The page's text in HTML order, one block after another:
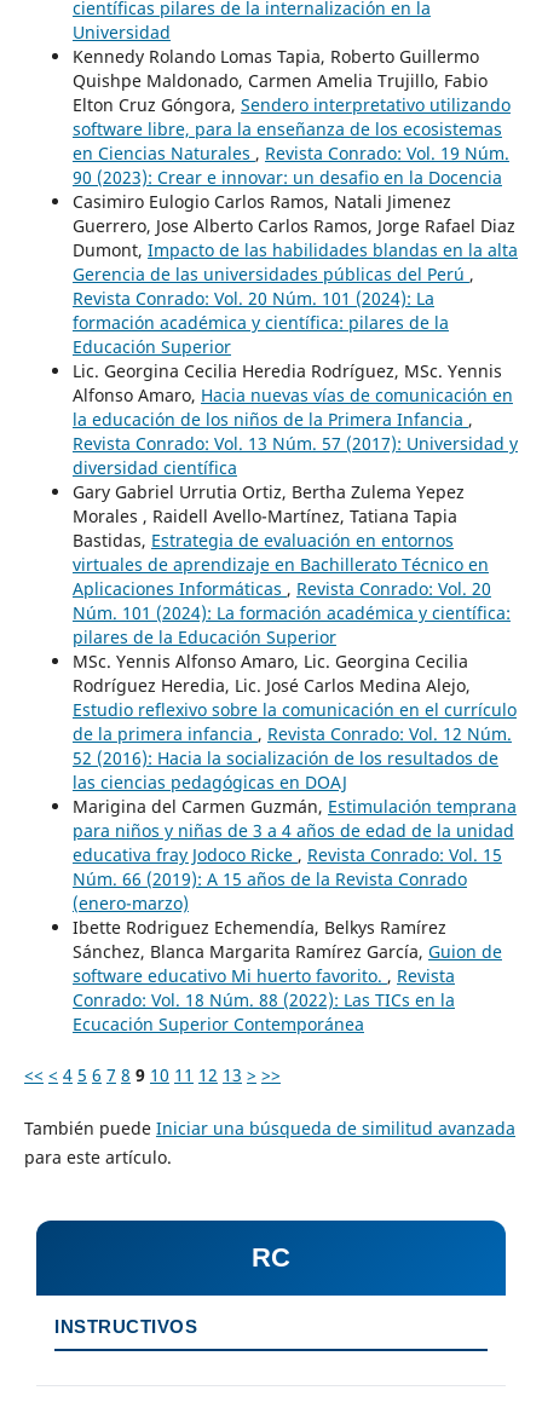
científicas pilares de la internalización en la
Universidad
Kennedy Rolando Lomas Tapia, Roberto Guillermo
Quishpe Maldonado, Carmen Amelia Trujillo, Fabio
Elton Cruz Góngora, Sendero interpretativo utilizando
software libre, para la enseñanza de los ecosistemas
en Ciencias Naturales , Revista Conrado: Vol. 19 Núm.
90 (2023): Crear e innovar: un desafio en la Docencia
Casimiro Eulogio Carlos Ramos, Natali Jimenez
Guerrero, Jose Alberto Carlos Ramos, Jorge Rafael Diaz
Dumont, Impacto de las habilidades blandas en la alta
Gerencia de las universidades públicas del Perú ,
Revista Conrado: Vol. 20 Núm. 101 (2024): La
formación académica y científica: pilares de la
Educación Superior
Lic. Georgina Cecilia Heredia Rodríguez, MSc. Yennis
Alfonso Amaro, Hacia nuevas vías de comunicación en
la educación de los niños de la Primera Infancia ,
Revista Conrado: Vol. 13 Núm. 57 (2017): Universidad y
diversidad científica
Gary Gabriel Urrutia Ortiz, Bertha Zulema Yepez
Morales , Raidell Avello-Martínez, Tatiana Tapia
Bastidas, Estrategia de evaluación en entornos
virtuales de aprendizaje en Bachillerato Técnico en
Aplicaciones Informáticas , Revista Conrado: Vol. 20
Núm. 101 (2024): La formación académica y científica:
pilares de la Educación Superior
MSc. Yennis Alfonso Amaro, Lic. Georgina Cecilia
Rodríguez Heredia, Lic. José Carlos Medina Alejo,
Estudio reflexivo sobre la comunicación en el currículo
de la primera infancia , Revista Conrado: Vol. 12 Núm.
52 (2016): Hacia la socialización de los resultados de
las ciencias pedagógicas en DOAJ
Marigina del Carmen Guzmán, Estimulación temprana
para niños y niñas de 3 a 4 años de edad de la unidad
educativa fray Jodoco Ricke , Revista Conrado: Vol. 15
Núm. 66 (2019): A 15 años de la Revista Conrado
(enero-marzo)
Ibette Rodriguez Echemendía, Belkys Ramírez
Sánchez, Blanca Margarita Ramírez García, Guion de
software educativo Mi huerto favorito. , Revista
Conrado: Vol. 18 Núm. 88 (2022): Las TICs en la
Ecucación Superior Contemporánea
<< < 4 5 6 7 8 9 10 11 12 13 > >>
También puede Iniciar una búsqueda de similitud avanzada
para este artículo.
RC
INSTRUCTIVOS